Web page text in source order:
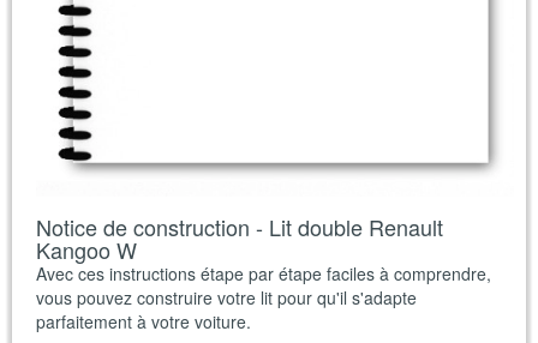
Notice de construction - Lit double Renault
Kangoo W
Avec ces instructions étape par étape faciles à comprendre,
vous pouvez construire votre lit pour qu'il s'adapte
parfaitement à votre voiture.